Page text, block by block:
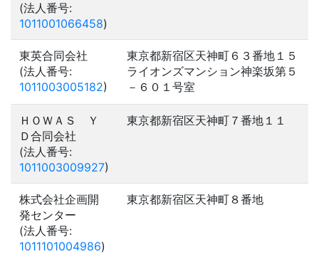
(法人番号:
1011001066458)
東英合同会社
(法人番号:
1011003005182)
東京都新宿区天神町６３番地１５
ライオンズマンション神楽坂第５
－６０１号室
ＨＯＷＡＳ Ｙ
Ｄ合同会社
(法人番号:
1011003009927)
東京都新宿区天神町７番地１１
株式会社企画開
発センター
(法人番号:
1011101004986)
東京都新宿区天神町８番地